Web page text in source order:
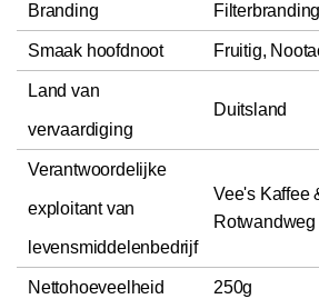
Branding Filterbranding
Smaak hoofdnoot Fruitig,
Land van
vervaardiging
Duitsland
Verantwoordelijke
exploitant van
levensmiddelenbedrijf
Vee's Kaffee
Nettohoeveelheid 250g